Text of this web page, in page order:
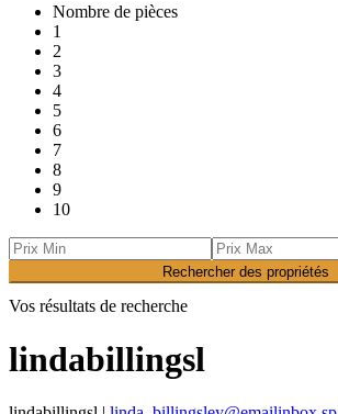
Nombre de pièces
1
2
3
4
5
6
7
8
9
10
Rechercher des propriétés
Vos résultats de recherche
lindabillingsl